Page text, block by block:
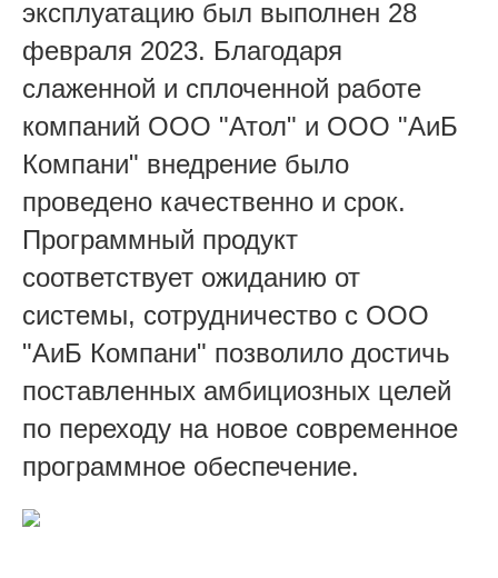
эксплуатацию был выполнен 28
февраля 2023. Благодаря
слаженной и сплоченной работе
компаний ООО "Атол" и ООО "АиБ
Компани" внедрение было
проведено качественно и срок.
Программный продукт
соответствует ожиданию от
системы, сотрудничество с ООО
"АиБ Компани" позволило достичь
поставленных амбициозных целей
по переходу на новое современное
программное обеспечение.